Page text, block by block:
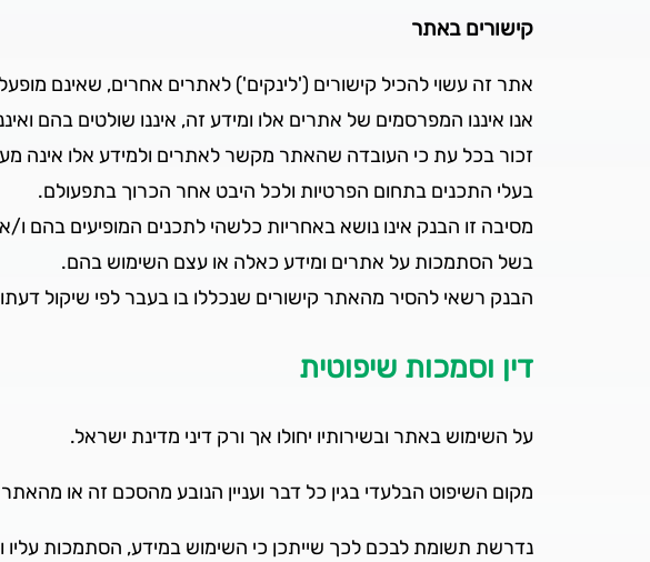
קישורים באתר
אתר זה עשוי להכיל קישורים ('לינקים') לאתרים אחרים, שאינם
אנו איננו המפרסמים של אתרים אלו ומידע זה, איננו שולטים בהם
זכור בכל עת כי העובדה שהאתר מקשר לאתרים ולמידע אלו אינה
בעלי התכנים בתחום הפרטיות ולכל היבט אחר הכרוך בתפעולם.
מסיבה זו הבנק אינו נושא באחריות כלשהי לתכנים המופיעים בהם
בשל הסתמכות על אתרים ומידע כאלה או עצם השימוש בהם.
הבנק רשאי להסיר מהאתר קישורים שנכללו בו בעבר לפי שיקול
דין וסמכות שיפוטית
על השימוש באתר ובשירותיו יחולו אך ורק דיני מדינת ישראל.
מקום השיפוט הבלעדי בגין כל דבר ועניין הנובע מהסכם זה או
נדרשת תשומת לבכם לכך שייתכן כי השימוש במידע, הסתמכות עליו